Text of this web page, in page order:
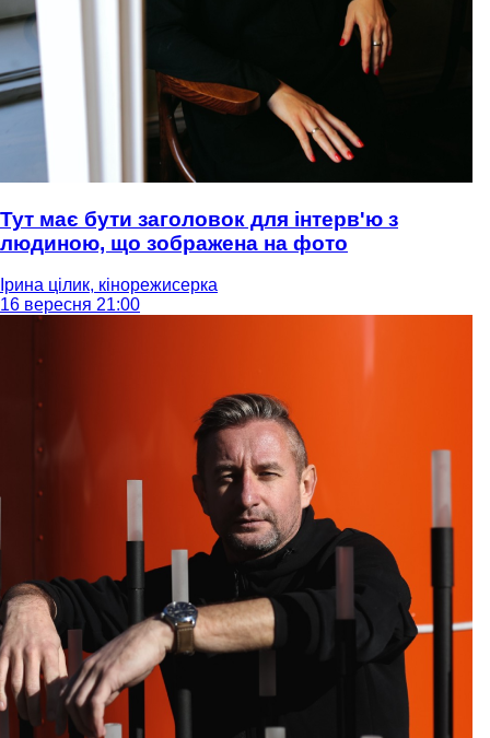
Тут має бути заголовок для інтерв'ю з
людиною, що зображена на фото
Ірина цілик, кінорежисерка
16 вересня 21:00